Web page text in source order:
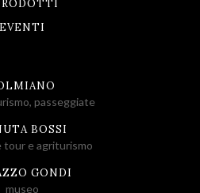
EVENTI
passeggiate
BOSSI
tour e agriturismo
GONDI
museo